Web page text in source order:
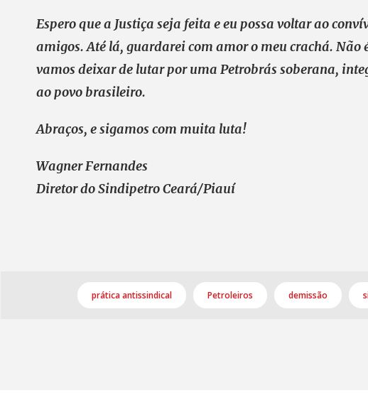
Espero que a Justiça seja feita e eu possa voltar ao
amigos. Até lá, guardarei com amor o meu crachá. Não
vamos deixar de lutar por uma Petrobrás soberana,
ao povo brasileiro.
Abraços, e sigamos com muita luta!
Wagner Fernandes
Diretor do Sindipetro Ceará/Piauí
prática antissindical Petroleiros demissão